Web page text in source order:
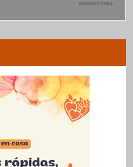
SUSCRIPTORES